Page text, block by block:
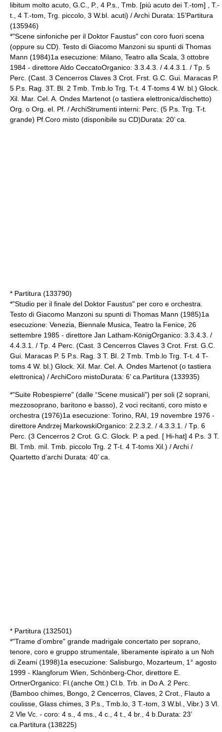
libitum molto acuto, G.C., P., 4 P.s., Tmb. [più acuto dei T.-tom] , T.-
t., 4 T.-tom, Trg. piccolo, 3 W.bl. acuti) / Archi Durata: 15’Partitura
(135946)
*"Scene sinfoniche per il Doktor Faustus" con coro fuori scena
(oppure su CD). Testo di Giacomo Manzoni su spunti di Thomas
Mann (1984)1a esecuzione: Milano, Teatro alla Scala, 3 ottobre
1984 - direttore Aldo CeccatoOrganico: 3.3.4.3. / 4.4.3.1. / Tp. 5
Perc. (Cast. 3 Cencerros Claves 3 Crot. Frst. G.C. Gui. Maracas P.
5 P.s. Rag. 3T. Bl. 2 Tmb. Tmb.lo Trg. T-t. 4 T-toms 4 W. bl.) Glock.
Xil. Mar. Cel. A. Ondes Martenot (o tastiera elettronica/dischetto)
Org. o Org. el. Pf. / ArchiStrumenti interni: Perc. (5 P.s. Trg. T-t.
grande) Pf.Coro misto (disponibile su CD)Durata: 20’ ca.
* Partitura (133790)
*"Studio per il finale del Doktor Faustus" per coro e orchestra.
Testo di Giacomo Manzoni su spunti di Thomas Mann (1985)1a
esecuzione: Venezia, Biennale Musica, Teatro la Fenice, 26
settembre 1985 - direttore Jan Latham-KönigOrganico: 3.3.4.3. /
4.4.3.1. / Tp. 4 Perc. (Cast. 3 Cencerros Claves 3 Crot. Frst. G.C.
Gui. Maracas P. 5 P.s. Rag. 3 T. BI. 2 Tmb. Tmb.lo Trg. T-t. 4 T-
toms 4 W. bl.) Glock. Xil. Mar. Cel. A. Ondes Martenot (o tastiera
elettronica) / ArchiCoro mistoDurata: 6’ ca.Partitura (133935)
*"Suite Robespierre" (dalle “Scene musicali”) per soli (2 soprani,
mezzosoprano, baritono e basso), 2 voci recitanti, coro misto e
orchestra (1976)1a esecuzione: Torino, RAI, 19 novembre 1976 -
direttore Andrzej MarkowskiOrganico: 2.2.3.2. / 4.3.3.1. / Tp. 6
Perc. (3 Cencerros 2 Crot. G.C. Glock. P. a ped. [ Hi-hat] 4 P.s. 3 T.
Bl. Tmb. mil. Tmb. piccolo Trg. 2 T-t. 4 T-toms Xil.) / Archi /
Quartetto d’archi Durata: 40’ ca.
* Partitura (132501)
*"Trame d’ombre" grande madrigale concertato per soprano,
tenore, coro e gruppo strumentale, liberamente ispirato a un Noh
di Zeami (1998)1a esecuzione: Salisburgo, Mozarteum, 1° agosto
1999 - Klangforum Wien, Schönberg-Chor, direttore E.
OrtnerOrganico: Fl.(anche Ott.) Cl.b. Trb. in Do A. 2 Perc.
(Bamboo chimes, Bongo, 2 Cencerros, Claves, 2 Crot., Flauto a
coulisse, Glass chimes, 3 P.s., Tmb.lo, 3 T.-tom, 3 W.bl., Vibr.) 3 Vl.
2 Vle Vc. - coro: 4 s., 4 ms., 4 c., 4 t., 4 br., 4 b.Durata: 23’
ca.Partitura (138225)